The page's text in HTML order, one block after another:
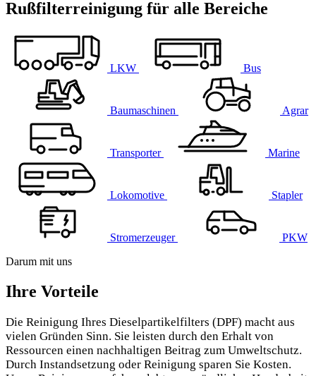
Rußfilterreinigung für alle Bereiche
LKW Bus
Baumaschinen Agrar
Transporter Marine
Lokomotive Stapler
Stromerzeuger
PKW
Darum mit uns
Ihre Vorteile
Die Reinigung Ihres Dieselpartikelfilters (DPF) macht aus
vielen Gründen Sinn. Sie leisten durch den Erhalt von
Ressourcen einen nachhaltigen Beitrag zum Umweltschutz.
Durch Instandsetzung oder Reinigung sparen Sie Kosten.